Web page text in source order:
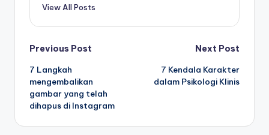
View All Posts
Post
navigation
Previous Post
7 Langkah
mengembalikan
gambar yang telah
dihapus di Instagram
Next Post
7 Kendala Karakter
dalam Psikologi Klinis